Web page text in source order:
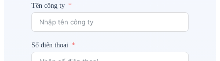
Tên công ty
Số điện thoại